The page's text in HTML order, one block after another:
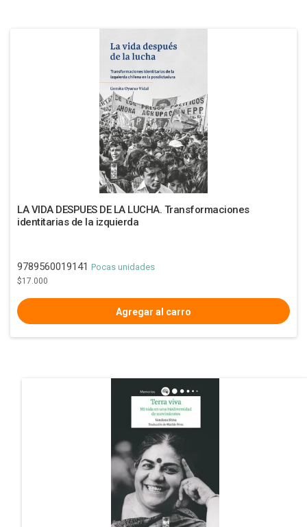
LA VIDA DESPUES DE LA LUCHA. Transformaciones
identitarias de la izquierda
9789560019141 Pocas unidades
$17.000